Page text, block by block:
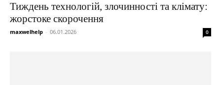
Тиждень технологій, злочинності та клімату:
жорстоке скорочення
maxwelhelp - 06.01.2026 0